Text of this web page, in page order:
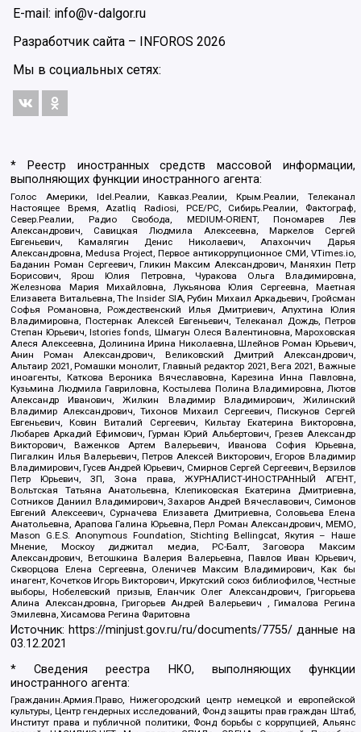
E-mail: info@v-dalgor.ru
Разработчик сайта – INFOROS 2026
Мы в социальных сетях:
* Реестр иностранных средств массовой информации,
выполняющих функции иностранного агента:
Голос Америки, Idel.Реалии, Кавказ.Реалии, Крым.Реалии, Телеканал
Настоящее Время, Azatliq Radiosi, PCE/PC, Сибирь.Реалии, Фактограф,
Север.Реалии, Радио Свобода, MEDIUM-ORIENT, Пономарев Лев
Александрович, Савицкая Людмила Алексеевна, Маркелов Сергей
Евгеньевич, Камалягин Денис Николаевич, Апахончич Дарья
Александровна, Medusa Project, Первое антикоррупционное СМИ, VTimes.io,
Баданин Роман Сергеевич, Гликин Максим Александрович, Маняхин Петр
Борисович, Ярош Юлия Петровна, Чуракова Ольга Владимировна,
Железнова Мария Михайловна, Лукьянова Юлия Сергеевна, Маетная
Елизавета Витальевна, The Insider SIA, Рубин Михаил Аркадьевич, Гройсман
Софья Романовна, Рождественский Илья Дмитриевич, Апухтина Юлия
Владимировна, Постернак Алексей Евгеньевич, Телеканал Дождь, Петров
Степан Юрьевич, Istories fonds, Шмагун Олеся Валентиновна, Мароховская
Алеся Алексеевна, Долинина Ирина Николаевна, Шлейнов Роман Юрьевич,
Анин Роман Александрович, Великовский Дмитрий Александрович,
Альтаир 2021, Ромашки монолит, Главный редактор 2021, Вега 2021, Важные
иноагенты, Каткова Вероника Вячеславовна, Карезина Инна Павловна,
Кузьмина Людмила Гавриловна, Костылева Полина Владимировна, Лютов
Александр Иванович, Жилкин Владимир Владимирович, Жилинский
Владимир Александрович, Тихонов Михаил Сергеевич, Пискунов Сергей
Евгеньевич, Ковин Виталий Сергеевич, Кильтау Екатерина Викторовна,
Любарев Аркадий Ефимович, Гурман Юрий Альбертович, Грезев Александр
Викторович, Важенков Артем Валерьевич, Иванова София Юрьевна,
Пигалкин Илья Валерьевич, Петров Алексей Викторович, Егоров Владимир
Владимирович, Гусев Андрей Юрьевич, Смирнов Сергей Сергеевич, Верзилов
Петр Юрьевич, ЗП, Зона права, ЖУРНАЛИСТ-ИНОСТРАННЫЙ АГЕНТ,
Вольтская Татьяна Анатольевна, Клепиковская Екатерина Дмитриевна,
Сотников Даниил Владимирович, Захаров Андрей Вячеславович, Симонов
Евгений Алексеевич, Сурначева Елизавета Дмитриевна, Соловьева Елена
Анатольевна, Арапова Галина Юрьевна, Перл Роман Александрович, МЕМО,
Mason G.E.S. Anonymous Foundation, Stichting Bellingcat, Якутия – Наше
Мнение, Москоу диджитал медиа, РС-Балт, Заговора Максим
Александрович, Ветошкина Валерия Валерьевна, Павлов Иван Юрьевич,
Скворцова Елена Сергеевна, Оленичев Максим Владимирович, Как бы
инагент, Кочетков Игорь Викторович, Иркутский союз библиофилов, Честные
выборы, Нобелевский призыв, Еланчик Олег Александрович, Григорьева
Алина Александровна, Григорьев Андрей Валерьевич , Гималова Регина
Эмилевна, Хисамова Регина Фаритовна
Источник: https://minjust.gov.ru/ru/documents/7755/ данные на
03.12.2021
* Сведения реестра НКО, выполняющих функции
иностранного агента:
Гражданин.Армия.Право, Нижегородский центр немецкой и европейской
культуры, Центр гендерных исследований, Фонд защиты прав граждан Штаб,
Институт права и публичной политики, Фонд борьбы с коррупцией, Альянс